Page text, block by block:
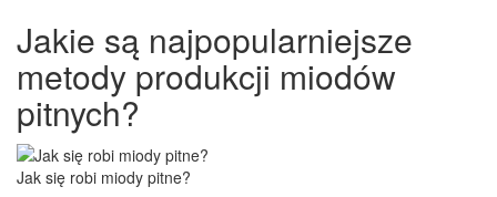
Jakie są najpopularniejsze
metody produkcji miodów
pitnych?
Jak się robi miody pitne?